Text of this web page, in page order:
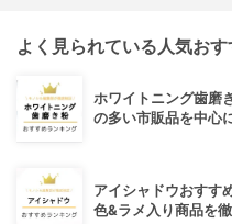
よく見られている人気お
ホワイトニング歯磨
の多い市販品を中心
アイシャドウおすす
色&ラメ入り商品を徹